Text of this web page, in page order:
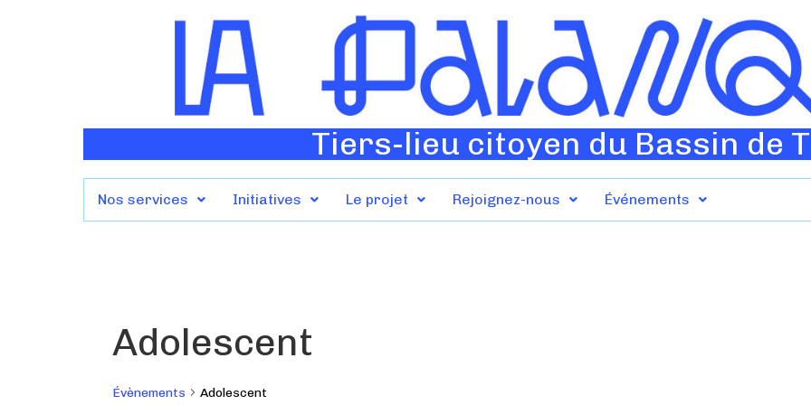
Tiers-lieu citoyen du Bassin de
Nos services Initiatives Le projet Rejoignez-nous Événements
Adolescent
Évènements Adolescent